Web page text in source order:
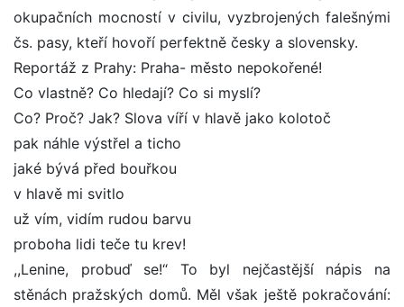
okupačních mocností v civilu, vyzbrojených falešnými
čs. pasy, kteří hovoří perfektně česky a slovensky.
Reportáž z Prahy: Praha- město nepokořené!
Co vlastně? Co hledají? Co si myslí?
Co? Proč? Jak? Slova víří v hlavě jako kolotoč
pak náhle výstřel a ticho
jaké bývá před bouřkou
v hlavě mi svitlo
už vím, vidím rudou barvu
proboha lidi teče tu krev!
,,Lenine, probuď se!“ To byl nejčastější nápis na
stěnách pražských domů. Měl však ještě pokračování: